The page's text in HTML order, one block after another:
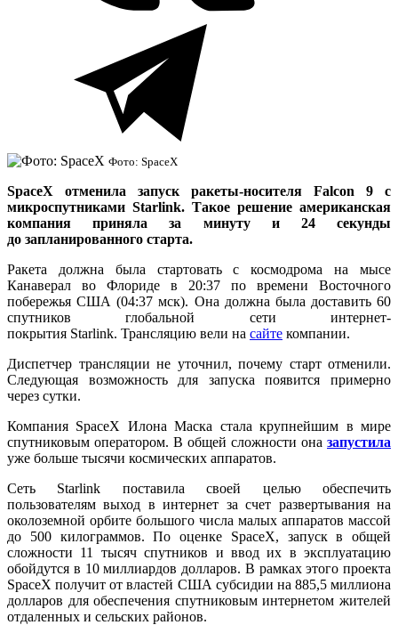
Фото: SpaceX
SpaceX отменила запуск ракеты-носителя Falcon 9 с
микроспутниками Starlink. Такое решение американская
компания приняла за минуту и 24 секунды
до запланированного старта.
Ракета должна была стартовать с космодрома на мысе
Канаверал во Флориде в 20:37 по времени Восточного
побережья США (04:37 мск). Она должна была доставить 60
спутников глобальной сети интернет-
покрытия Starlink. Трансляцию вели на сайте компании.
Диспетчер трансляции не уточнил, почему старт отменили.
Следующая возможность для запуска появится примерно
через сутки.
Компания SpaceX Илона Маска стала крупнейшим в мире
спутниковым оператором. В общей сложности она запустила
уже больше тысячи космических аппаратов.
Сеть Starlink поставила своей целью обеспечить
пользователям выход в интернет за счет развертывания на
околоземной орбите большого числа малых аппаратов массой
до 500 килограммов. По оценке SpaceX, запуск в общей
сложности 11 тысяч спутников и ввод их в эксплуатацию
обойдутся в 10 миллиардов долларов. В рамках этого проекта
SpaceX получит от властей США субсидии на 885,5 миллиона
долларов для обеспечения спутниковым интернетом жителей
отдаленных и сельских районов.